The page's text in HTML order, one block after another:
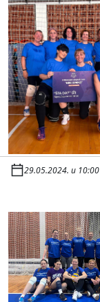
29.05.2024. u 10:00